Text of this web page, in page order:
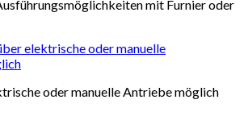
mit Furnier oder
oder manuelle Antriebe möglich